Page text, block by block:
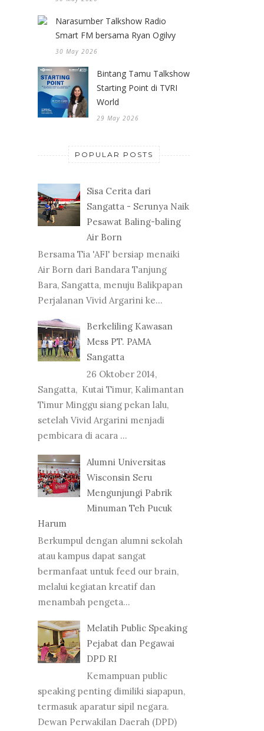
Narasumber Talkshow Radio
Smart FM bersama Ryan Ogilvy
30 May 2026
Bintang Tamu Talkshow
Starting Point di TVRI
World
29 May 2026
POPULAR POSTS
Sisa Cerita dari
Sangatta - Serunya Naik
Pesawat Baling-baling
Air Born
Bersama Tia 'AFI' bersiap menaiki
Air Born dari Bandara Tanjung
Bara, Sangatta, menuju Balikpapan
Perjalanan Vivid Argarini ke...
Berkeliling Kawasan
Mess PT. PAMA
Sangatta
26 Oktober 2014,
Sangatta, Kutai Timur, Kalimantan
Timur Minggu siang pekan lalu,
setelah Vivid Argarini menjadi
pembicara di acara ...
Alumni Universitas
Wisconsin Seru
Mengunjungi Pabrik
Minuman Teh Pucuk
Harum
Berkumpul dengan alumni sekolah
atau kampus dapat sangat
bermanfaat untuk feed our brain,
melalui kegiatan kreatif dan
menambah pengeta...
Melatih Public Speaking
Pejabat dan Pegawai
DPD RI
Kemampuan public
speaking penting dimiliki siapapun,
termasuk aparatur sipil negara.
Dewan Perwakilan Daerah (DPD)